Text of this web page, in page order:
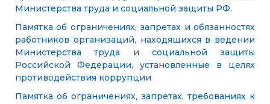
Министерства труда и социальной защиты РФ.
Памятка об ограничениях, запретах и обязанностях
работников организаций, находящихся в ведении
Министерства труда и социальной защиты
Российской Федерации, установленные в целях
противодействия коррупции
Памятка об ограничениях, запретах, требованиях к